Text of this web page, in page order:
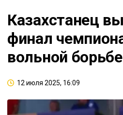
Казахстанец
финал
вольной борьбе
12 июля 2025, 16:09